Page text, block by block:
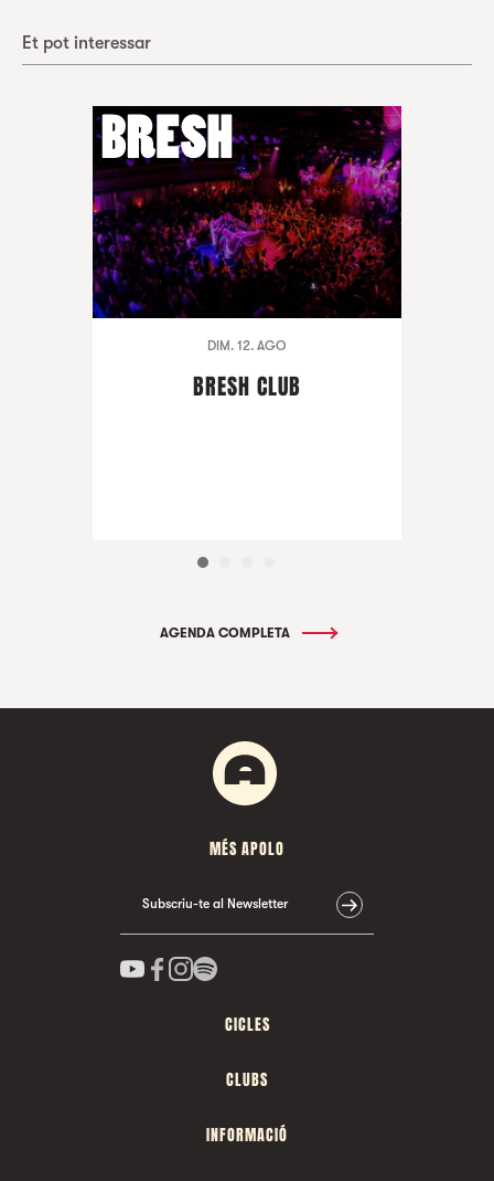
Et pot interessar
DIM. 12. AGO
BRESH CLUB
AGENDA COMPLETA
MÉS APOLO
Subscriu-te al Newsletter
CICLES
CLUBS
INFORMACIÓ